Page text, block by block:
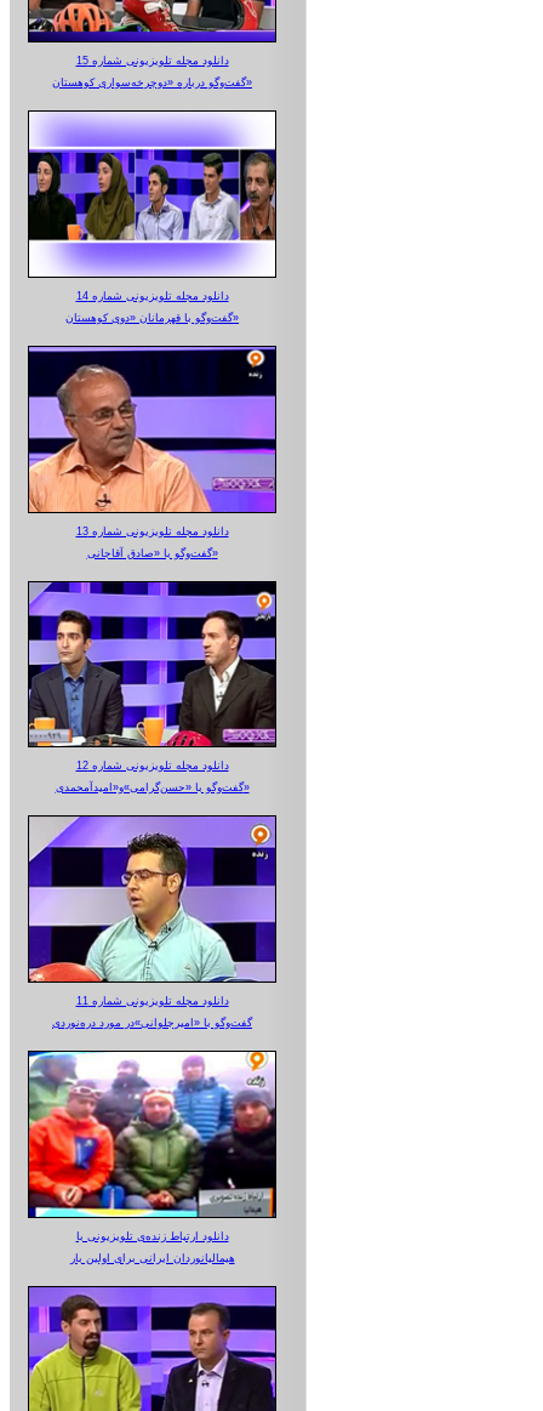
دانلود مجله تلویزیونی شماره 15
گفت‌وگو درباره «دوچرخه‌سواری کوهستان»
دانلود مجله تلویزیونی شماره 14
گفت‌وگو با قهرمانان «دوی کوهستان»
دانلود مجله تلویزیونی شماره 13
گفت‌وگو با «صادق آقاجانی»
دانلود مجله تلویزیونی شماره 12
گفت‌وگو با «حسن‌گرامی»و«امیدآمحمدی»
دانلود مجله تلویزیونی شماره 11
گفت‌وگو با «امیرجلوانی»در مورد دره‌نوردی
دانلود ارتباط زنده‌ی تلویزیونی‌ با
هیمالیانوردان ایرانی برای اولین بار